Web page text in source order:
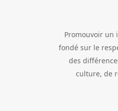
Promouvoir
fondé sur le
des
culture, de